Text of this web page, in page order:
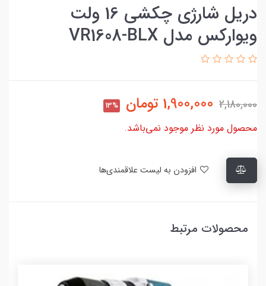
دریل شارژی چکشی 16 ولت
ویوارکس مدل VR1608-BLX
2,180,000
1,900,000 تومان 13%
محصول مورد نظر موجود نمی‌باشد.
محصولات مرتبط